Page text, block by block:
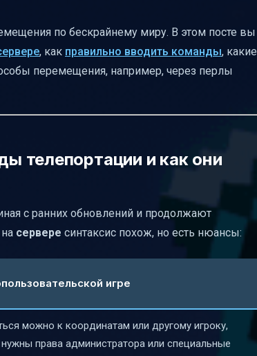
по бескрайнему миру. В этом посте вы
, как правильно вводить команды, какие
перемещения, например, через перлы
телепортации и как они
с ранних обновлений и продолжают
сервере синтаксис похож, но есть нюансы:
игре
можно к координатам или другому игроку,
права администратора или специальные